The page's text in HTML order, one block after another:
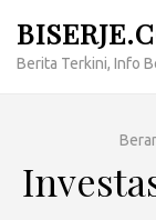
konten
Berita Terkini, Info